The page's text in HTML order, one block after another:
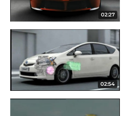
02:27
02:54